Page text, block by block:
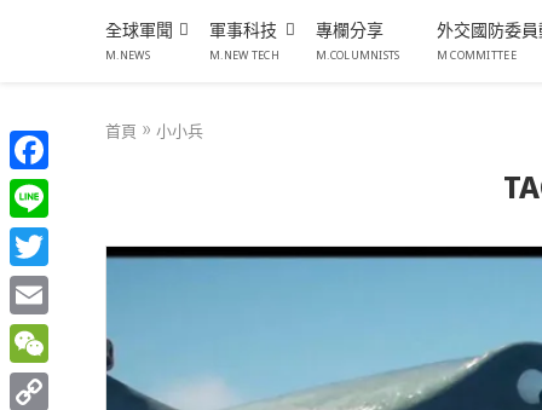
全球軍聞
M.NEWS
軍事科技
M.NEW TECH
專欄分享
M.COLUMNISTS
外交國防委
M COMMITTEE
首頁 » 小小兵
Facebook
Line
Twitter
Email
WeChat